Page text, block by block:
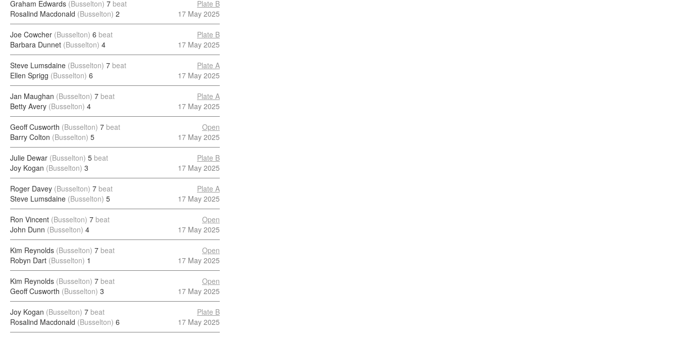
Graham Edwards (Busselton) 7 beat
Rosalind Macdonald (Busselton) 2
Plate B
17 May 2025
Joe Cowcher (Busselton) 6 beat
Barbara Dunnet (Busselton) 4
Plate B
17 May 2025
Steve Lumsdaine (Busselton) 7 beat
Ellen Sprigg (Busselton) 6
Plate A
17 May 2025
Jan Maughan (Busselton) 7 beat
Betty Avery (Busselton) 4
Plate A
17 May 2025
Geoff Cusworth (Busselton) 7 beat
Barry Colton (Busselton) 5
Open
17 May 2025
Julie Dewar (Busselton) 5 beat
Joy Kogan (Busselton) 3
Plate B
17 May 2025
Roger Davey (Busselton) 7 beat
Steve Lumsdaine (Busselton) 5
Plate A
17 May 2025
Ron Vincent (Busselton) 7 beat
John Dunn (Busselton) 4
Open
17 May 2025
Kim Reynolds (Busselton) 7 beat
Robyn Dart (Busselton) 1
Open
17 May 2025
Kim Reynolds (Busselton) 7 beat
Geoff Cusworth (Busselton) 3
Open
17 May 2025
Joy Kogan (Busselton) 7 beat
Rosalind Macdonald (Busselton) 6
Plate B
17 May 2025